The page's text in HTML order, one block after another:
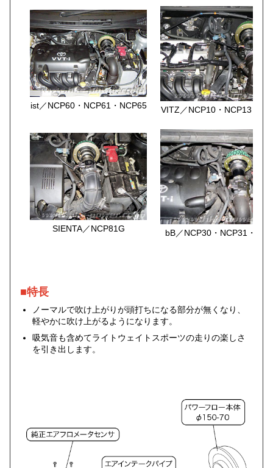
ist／NCP60・NCP61・NCP65 VITZ／NCP10・NCP13・
SIENTA／NCP81G bB／NCP30・NCP31・
■特長
ノーマルで吹け上がりが頭打ちになる部分が無くなり、
軽やかに吹け上がるようになります。
吸気音も含めてライトウェイトスポーツの走りの楽しさ
を引き出します。